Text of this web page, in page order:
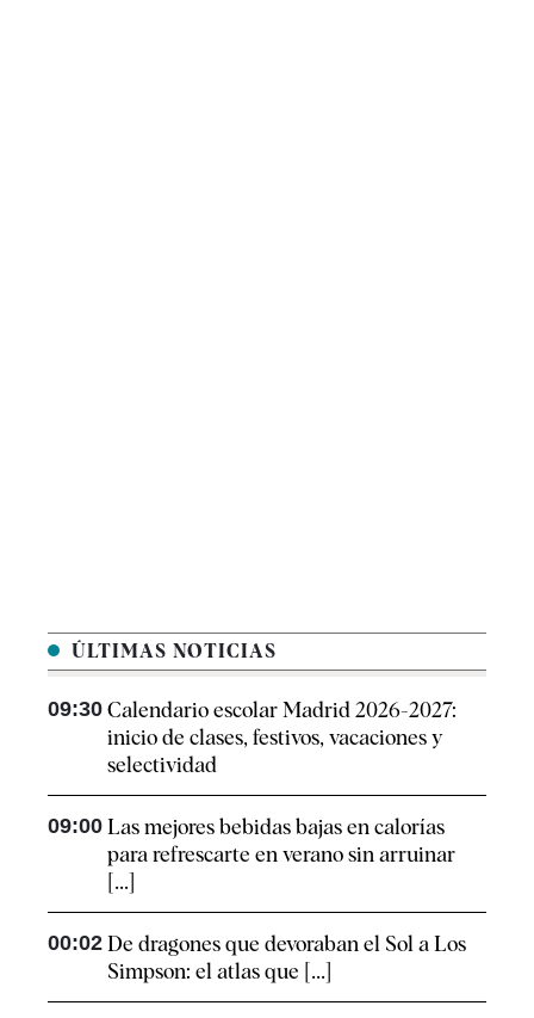
ÚLTIMAS NOTICIAS
09:30 Calendario escolar Madrid 2026-2027:
inicio de clases, festivos, vacaciones y
selectividad
09:00 Las mejores bebidas bajas en calorías
para refrescarte en verano sin arruinar
[...]
00:02 De dragones que devoraban el Sol a Los
Simpson: el atlas que [...]